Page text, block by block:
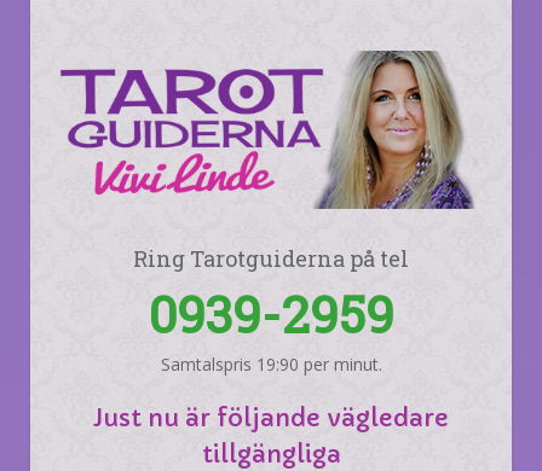
Ring Tarotguiderna på tel
0939-2959
Samtalspris 19:90 per minut.
Just nu är följande vägledare
tillgängliga